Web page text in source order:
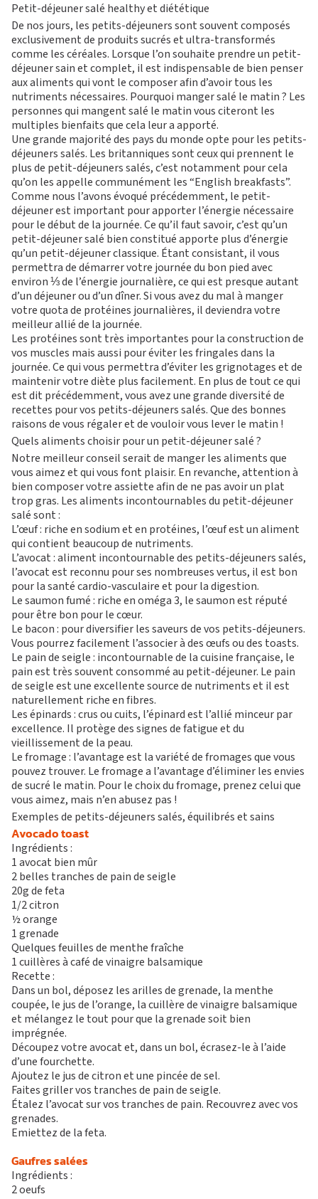
MOT
IVÉ
S’ABONNER
FORMULE D’ABONNEMENT
APPLI JOY
PLATEAU MUSCU-
COURS COLLECTIFS
SMALL GROUP
COACHING
BLOG
DEVENIR FRANCHISÉ L’APPART FITNESS
Petit-déjeuner salé healthy et diététique
De nos jours, les petits-déjeuners sont souvent composés
exclusivement de produits sucrés et ultra-transformés
comme les céréales. Lorsque l’on souhaite prendre un petit-
déjeuner sain et complet, il est indispensable de bien penser
aux aliments qui vont le composer afin d’avoir tous les
nutriments nécessaires. Pourquoi manger salé le matin ? Les
personnes qui mangent salé le matin vous citeront les
multiples bienfaits que cela leur a apporté.
Une grande majorité des pays du monde opte pour les petits-
déjeuners salés. Les britanniques sont ceux qui prennent le
plus de petit-déjeuners salés, c’est notamment pour cela
qu’on les appelle communément les “English breakfasts”.
Comme nous l’avons évoqué précédemment, le petit-
déjeuner est important pour apporter l’énergie nécessaire
pour le début de la journée. Ce qu’il faut savoir, c’est qu’un
petit-déjeuner salé bien constitué apporte plus d’énergie
qu’un petit-déjeuner classique. Étant consistant, il vous
permettra de démarrer votre journée du bon pied avec
environ ⅓ de l’énergie journalière, ce qui est presque autant
d’un déjeuner ou d’un dîner. Si vous avez du mal à manger
votre quota de protéines journalières, il deviendra votre
meilleur allié de la journée.
Les protéines sont très importantes pour la construction de
vos muscles mais aussi pour éviter les fringales dans la
journée. Ce qui vous permettra d’éviter les grignotages et de
maintenir votre diète plus facilement. En plus de tout ce qui
est dit précédemment, vous avez une grande diversité de
recettes pour vos petits-déjeuners salés. Que des bonnes
raisons de vous régaler et de vouloir vous lever le matin !
Quels aliments choisir pour un petit-déjeuner salé ?
Notre meilleur conseil serait de manger les aliments que
vous aimez et qui vous font plaisir. En revanche, attention à
bien composer votre assiette afin de ne pas avoir un plat
trop gras. Les aliments incontournables du petit-déjeuner
salé sont :
L’œuf : riche en sodium et en protéines, l’œuf est un aliment
qui contient beaucoup de nutriments.
L’avocat : aliment incontournable des petits-déjeuners salés,
l’avocat est reconnu pour ses nombreuses vertus, il est bon
pour la santé cardio-vasculaire et pour la digestion.
Le saumon fumé : riche en oméga 3, le saumon est réputé
pour être bon pour le cœur.
Le bacon : pour diversifier les saveurs de vos petits-déjeuners.
Vous pourrez facilement l’associer à des œufs ou des toasts.
Le pain de seigle : incontournable de la cuisine française, le
pain est très souvent consommé au petit-déjeuner. Le pain
de seigle est une excellente source de nutriments et il est
naturellement riche en fibres.
Les épinards : crus ou cuits, l’épinard est l’allié minceur par
excellence. Il protège des signes de fatigue et du
vieillissement de la peau.
Le fromage : l’avantage est la variété de fromages que vous
pouvez trouver. Le fromage a l’avantage d’éliminer les envies
de sucré le matin. Pour le choix du fromage, prenez celui que
vous aimez, mais n’en abusez pas !
Exemples de petits-déjeuners salés, équilibrés et sains
Avocado toast
Ingrédients :
1 avocat bien mûr
2 belles tranches de pain de seigle
20g de feta
1/2 citron
½ orange
1 grenade
Quelques feuilles de menthe fraîche
1 cuillères à café de vinaigre balsamique
Recette :
Dans un bol, déposez les arilles de grenade, la menthe
coupée, le jus de l’orange, la cuillère de vinaigre balsamique
et mélangez le tout pour que la grenade soit bien
imprégnée.
Découpez votre avocat et, dans un bol, écrasez-le à l’aide
d’une fourchette.
Ajoutez le jus de citron et une pincée de sel.
Faites griller vos tranches de pain de seigle.
Étalez l’avocat sur vos tranches de pain. Recouvrez avec vos
grenades.
Emiettez de la feta.
Gaufres salées
Ingrédients :
2 oeufs